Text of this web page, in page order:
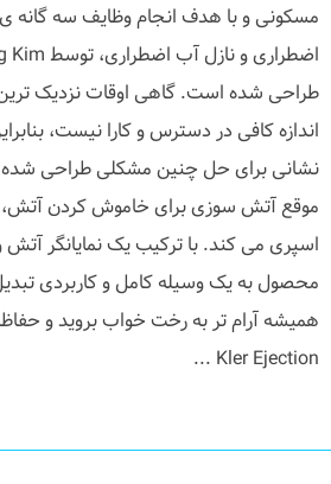
مسکونی و با هدف انجام وظایف سه گانه ی
طراحی شده است. گاهی اوقات نزدیک
اندازه کافی در دسترس و کارا نیست،
نشانی برای حل چنین مشکلی طراحی
موقع آتش سوزی برای خاموش کردن آتش،
اسپری می کند. با ترکیب یک نمایانگر
محصول به یک وسیله کامل و کاربردی
همیشه آرام تر به رخت خواب بروید و
Kler Ejection ...